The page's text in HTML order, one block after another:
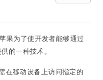
苹果为了使开发者能够通过
的一种技术。
在移动设备上访问指定的